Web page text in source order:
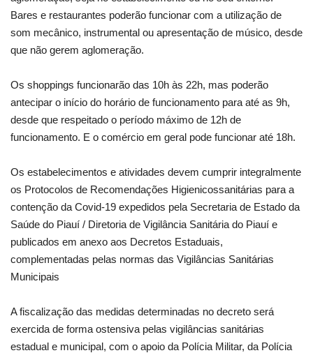
Bares e restaurantes poderão funcionar com a utilização de
som mecânico, instrumental ou apresentação de músico, desde
que não gerem aglomeração.
Os shoppings funcionarão das 10h às 22h, mas poderão
antecipar o início do horário de funcionamento para até as 9h,
desde que respeitado o período máximo de 12h de
funcionamento. E o comércio em geral pode funcionar até 18h.
Os estabelecimentos e atividades devem cumprir integralmente
os Protocolos de Recomendações Higienicossanitárias para a
contenção da Covid-19 expedidos pela Secretaria de Estado da
Saúde do Piauí / Diretoria de Vigilância Sanitária do Piauí e
publicados em anexo aos Decretos Estaduais,
complementadas pelas normas das Vigilâncias Sanitárias
Municipais
A fiscalização das medidas determinadas no decreto será
exercida de forma ostensiva pelas vigilâncias sanitárias
estadual e municipal, com o apoio da Polícia Militar, da Polícia